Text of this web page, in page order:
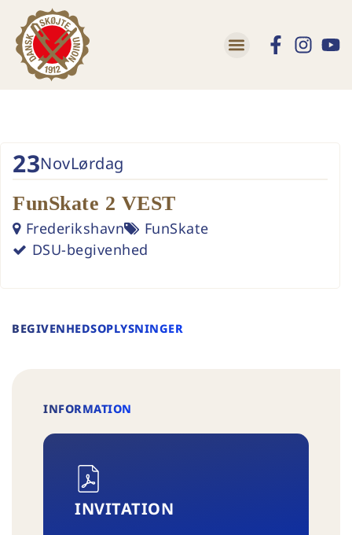
23NovLørdag
FunSkate 2 VEST
Frederikshavn
FunSkate
DSU-begivenhed
BEGIVENHEDSOPLYSNINGER
INFORMATION
INVITATION